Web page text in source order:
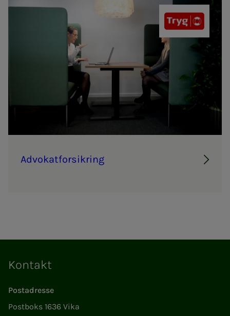
Tryg
Ad­vo­kat­­­for­­­sik­ring
Kontakt
Postadresse
Postboks 1636 Vika